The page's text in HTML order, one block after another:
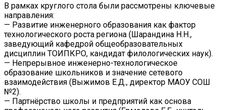
В рамках круглого стола были рассмотрены ключевые
направления:
— Развитие инженерного образования как фактор
технологического роста региона (Шарандина Н.Н.,
заведующий кафедрой общеобразовательных
дисциплин ТОИПКРО, кандидат филологических наук).
— Непрерывное инженерно-технологическое
образование школьников и значение сетевого
взаимодействия (Выжимов Е.Д., директор МАОУ СОШ
№2).
— Партнёрство школы и предприятий как основа